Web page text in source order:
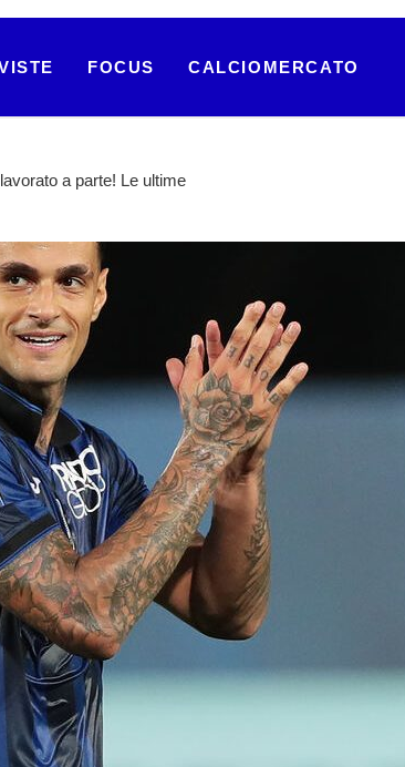
FOCUS CALCIOMERCATO
a parte! Le ultime